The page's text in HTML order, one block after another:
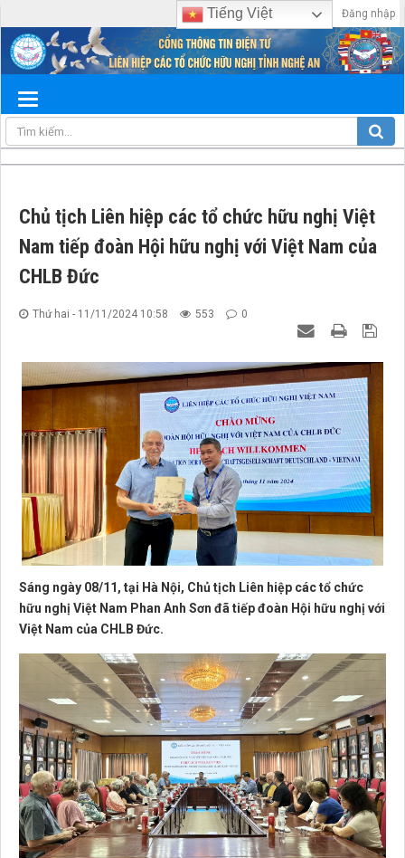
Đăng nhập
Tiếng Việt
Chủ tịch Liên hiệp các tổ chức hữu nghị Việt
Nam tiếp đoàn Hội hữu nghị với Việt Nam của
CHLB Đức
Thứ hai - 11/11/2024 10:58 553 0
Sáng ngày 08/11, tại Hà Nội, Chủ tịch Liên hiệp các tổ chức
hữu nghị Việt Nam Phan Anh Sơn đã tiếp đoàn Hội hữu nghị với
Việt Nam của CHLB Đức.